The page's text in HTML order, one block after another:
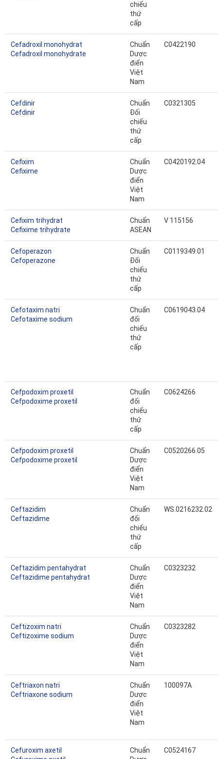
chiếu
thứ
cấp
Cefadroxil monohydrat
Cefadroxil monohydrate
Chuẩn
Dược
điển
Việt
Nam
C0422190
Cefdinir
Cefdinir
Chuẩn
Đối
chiếu
thứ
cấp
C0321305
Cefixim
Cefixime
Chuẩn
Dược
điển
Việt
Nam
C0420192.04
Cefixim trihydrat
Cefixime trihydrate
Chuẩn
ASEAN
V 115156
Cefoperazon
Cefoperazone
Chuẩn
Đối
chiếu
thứ
cấp
C0119349.01
Cefotaxim natri
Cefotaxime sodium
Chuẩn
đối
chiếu
thứ
cấp
C0619043.04
Cefpodoxim proxetil
Cefpodoxime proxetil
Chuẩn
đối
chiếu
thứ
cấp
C0624266
Cefpodoxim proxetil
Cefpodoxime proxetil
Chuẩn
Dược
điển
Việt
Nam
C0520266.05
Ceftazidim
Ceftazidime
Chuẩn
đối
chiếu
thứ
cấp
WS.0216232.02
Ceftazidim pentahydrat
Ceftazidime pentahydrat
Chuẩn
Dược
điển
Việt
Nam
C0323232
Ceftizoxim natri
Ceftizoxime sodium
Chuẩn
Dược
điển
Việt
Nam
C0323282
Ceftriaxon natri
Ceftriaxone sodium
Chuẩn
Dược
điển
Việt
Nam
100097A
Cefuroxim axetil
Chuẩn
C0524167